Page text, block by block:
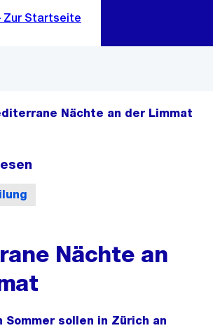
Breadcrumbs einNächte an der Limmat
Nächte an
Sommer sollen in Zürich an